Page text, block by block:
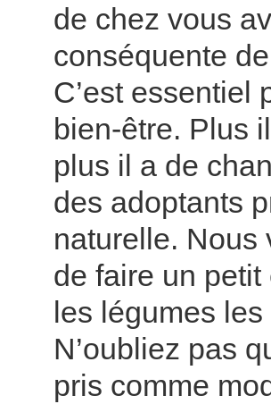
de chez vous
conséquente
C’est essentiel
bien-être. Plus
plus il a de
des adoptants
naturelle. Nous
de faire un
les légumes
N’oubliez pas
pris comme